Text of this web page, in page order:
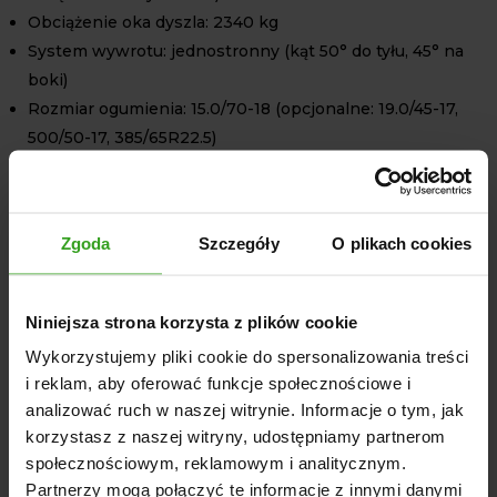
Zgoda Szczegóły O plikach cookies
Niniejsza strona korzysta z plików cookie
Wykorzystujemy pliki cookie do spersonalizowania treści
i reklam, aby oferować funkcje społecznościowe i
analizować ruch w naszej witrynie. Informacje o tym, jak
korzystasz z naszej witryny, udostępniamy partnerom
społecznościowym, reklamowym i analitycznym.
Partnerzy mogą połączyć te informacje z innymi danymi
Obciążenie oka dyszla: 2340 kg
System wywrotu: jednostronny (kąt 50° do tyłu, 45° na
boki)
Rozmiar ogumienia: 15.0/70-18 (opcjonalne: 19.0/45-17,
500/50-17, 385/65R22.5)
Tylni zaczep umożliwiający ciągnięcie drugiej przyczepy
o DMC do 15 600 kg
Klasyczne i nowoczesne elementy zabezpieczające
OPCJE DODATKOWE
Aby dostosować przyczepę do swoich potrzeb, oferujemy